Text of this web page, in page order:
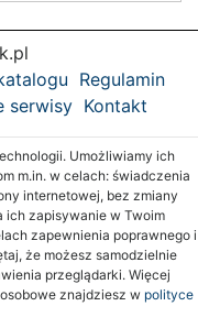
Regulamin
serwisy Kontakt
Umożliwiamy ich
m.in. w celach: świadczenia
internetowej, bez zmiany
ich zapisywanie w Twoim
zapewnienia poprawnego i
że możesz samodzielnie
przeglądarki. Więcej
znajdziesz w polityce